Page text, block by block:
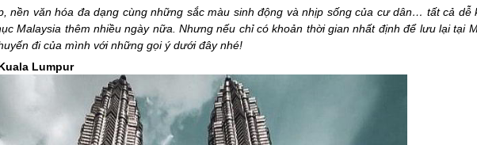
nền văn hóa đa dạng cùng những sắc màu sinh động và nhịp sống của cư dân… tất cả dễ
Malaysia thêm nhiều ngày nữa. Nhưng nếu chỉ có khoản thời gian nhất định để lưu lại tại
đi của mình với những gọi ý dưới đây nhé!
Lumpur